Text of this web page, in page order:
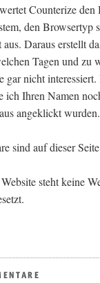
Counterize
den Browsertyp
Daraus erstellt
Tagen und zu
gar nicht
ich Ihren Namen
angeklickt wurden.
sind auf dieser
steht keine